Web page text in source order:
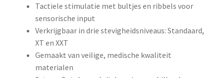
Tactiele stimulatie met bultjes en ribbels voor
sensorische input
Verkrijgbaar in drie stevigheidsniveaus: Standaard,
XT en XXT
Gemaakt van veilige, medische kwaliteit
materialen